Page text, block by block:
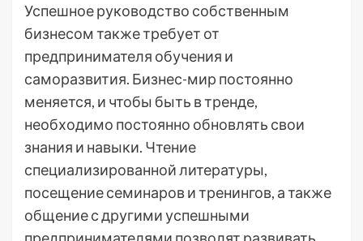
Успешное руководство собственным
бизнесом также требует от
предпринимателя обучения и
саморазвития. Бизнес-мир постоянно
меняется, и чтобы быть в тренде,
необходимо постоянно обновлять свои
знания и навыки. Чтение
специализированной литературы,
посещение семинаров и тренингов, а также
общение с другими успешными